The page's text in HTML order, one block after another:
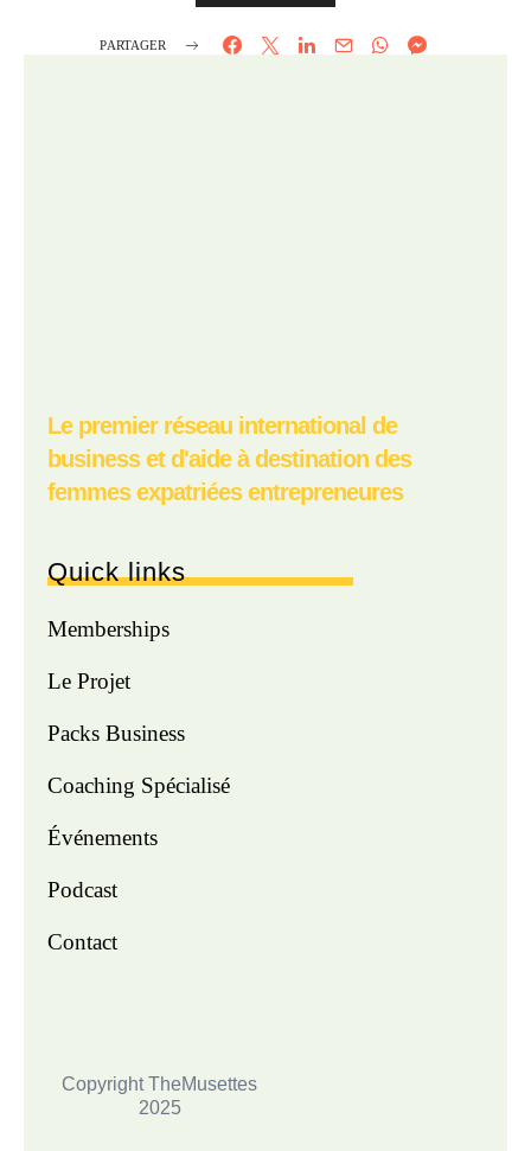
PARTAGER
Le premier réseau international de
business et d'aide à destination des
femmes expatriées entrepreneures
Quick links
Memberships
Le Projet
Packs Business
Coaching Spécialisé
Événements
Podcast
Contact
Copyright TheMusettes
2025